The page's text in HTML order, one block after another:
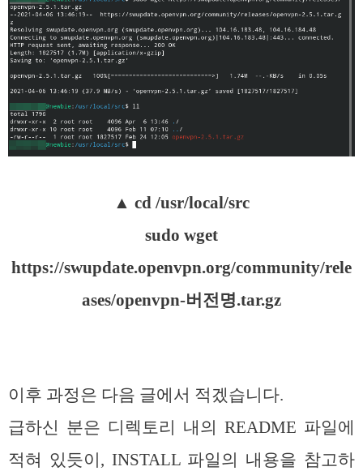
▲ cd /usr/local/src
sudo wget
https://swupdate.openvpn.org/community/rele
ases/openvpn-버전명.tar.gz
이후 과정은 다음 글에서 적겠습니다.
급하신 분은 디렉토리 내의 README 파일에
적혀 있듯이, INSTALL 파일의 내용을 참고하